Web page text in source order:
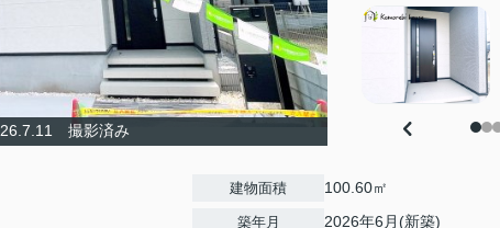
26.7.11 撮影済み
建物面積 100.60㎡
築年月 2026年6月(新築)